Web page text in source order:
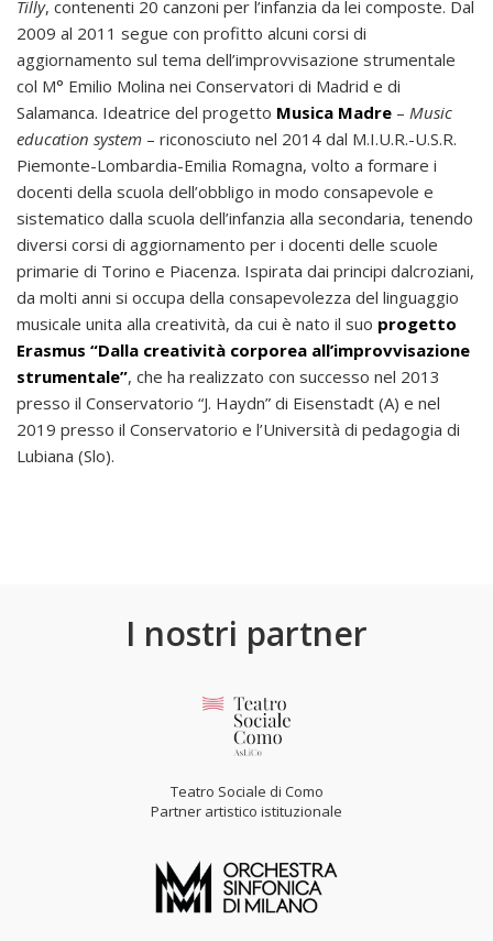
Tilly, contenenti 20 canzoni per l’infanzia da lei composte. Dal
2009 al 2011 segue con profitto alcuni corsi di
aggiornamento sul tema dell’improvvisazione strumentale
col M° Emilio Molina nei Conservatori di Madrid e di
Salamanca. Ideatrice del progetto Musica Madre – Music
education system – riconosciuto nel 2014 dal M.I.U.R.-U.S.R.
Piemonte-Lombardia-Emilia Romagna, volto a formare i
docenti della scuola dell’obbligo in modo consapevole e
sistematico dalla scuola dell’infanzia alla secondaria, tenendo
diversi corsi di aggiornamento per i docenti delle scuole
primarie di Torino e Piacenza. Ispirata dai principi dalcroziani,
da molti anni si occupa della consapevolezza del linguaggio
musicale unita alla creatività, da cui è nato il suo progetto
Erasmus “Dalla creatività corporea all’improvvisazione
strumentale”, che ha realizzato con successo nel 2013
presso il Conservatorio “J. Haydn” di Eisenstadt (A) e nel
2019 presso il Conservatorio e l’Università di pedagogia di
Lubiana (Slo).
I nostri partner
Teatro Sociale di Como
Partner artistico istituzionale